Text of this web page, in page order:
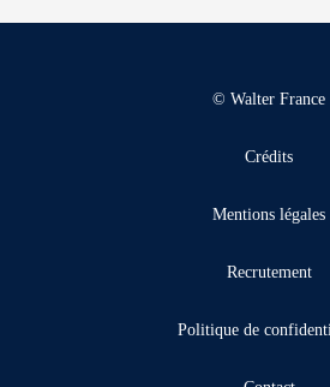
© Walter France
Crédits
Mentions légales
Recrutement
Politique de